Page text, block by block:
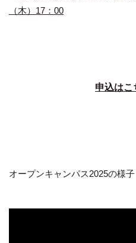
（木） 17 ： 00
申込はこ
オープンキャンパス2025の様子